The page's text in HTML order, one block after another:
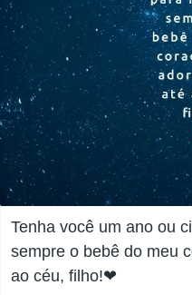
Tenha você um ano ou
sempre o bebê do meu
ao céu, filho!❤